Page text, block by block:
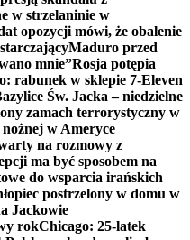
w strzelaninie w
opozycji mówi, że obalenie
Maduro przed
mnie”Rosja potępia
rabunek w sklepie 7-Eleven
Św. Jacka – niedzielne
zamach terrorystyczny w
w Ameryce
na rozmowy z
ma być sposobem na
do wsparcia irańskich
postrzelony w domu w
Jackowie
rokChicago: 25-latek